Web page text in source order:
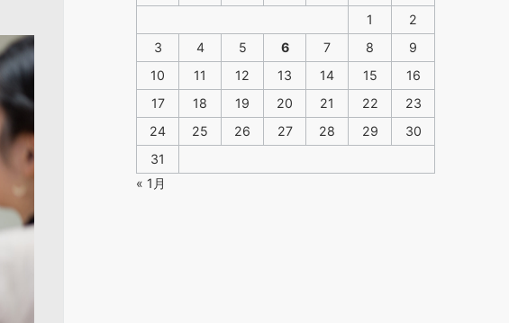
1
2
3
4 5 6 7 8
9
10
11 12 13 14 15
16
17
18 19 20 21 22
23
24
25 26 27 28 29
30
31
« 1月